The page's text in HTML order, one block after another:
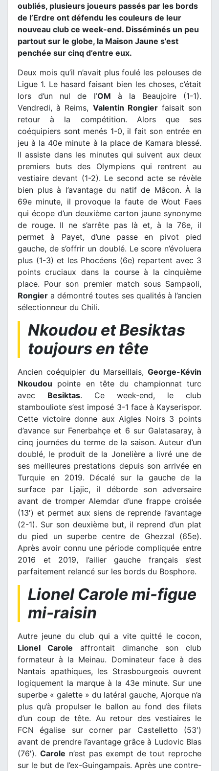
oubliés, plusieurs joueurs passés par les bords
de l’Erdre ont défendu les couleurs de leur
nouveau club ce week-end. Disséminés un peu
partout sur le globe, la Maison Jaune s’est
penchée sur cinq d’entre eux.
Deux mois qu’il n’avait plus foulé les pelouses de
Ligue 1. Le hasard faisant bien les choses, c’était
lors d’un nul de l’OM à la Beaujoire (1-1).
Vendredi, à Reims, Valentin Rongierfaisait son
retour à la compétition. Alors que ses
coéquipiers sont menés 1-0, il fait son entrée en
jeu à la 40e minute à la place de Kamara blessé.
Il assiste dans les minutes qui suivent aux deux
premiers buts des Olympiens qui rentrent au
vestiaire devant (1-2). Le second acte se révèle
bien plus à l’avantage du natif de Mâcon. À la
69e minute, il provoque la faute de Wout Faes
qui écope d’un deuxième carton jaune synonyme
de rouge. Il ne s’arrête pas là et, à la 76e, il
permet à Payet, d’une passe en pivot pied
gauche, de s’offrir un doublé. Le score n’évoluera
plus (1-3) et les Phocéens (6e) repartent avec 3
points cruciaux dans la course à la cinquième
place. Pour son premier match sous Sampaoli,
Rongier a démontré toutes ses qualités à l’ancien
sélectionneur du Chili.
Nkoudou et Besiktas
toujours en tête
Ancien coéquipier du Marseillais, George-Kévin
Nkoudou pointe en tête du championnat turc
avec Besiktas. Ce week-end, le club
stambouliote s’est imposé 3-1 face à Kayserispor.
Cette victoire donne aux Aigles Noirs 3 points
d’avance sur Fenerbahçe et 6 sur Galatasaray, à
cinq journées du terme de la saison. Auteur d’un
doublé, le produit de la Jonelière a livré une de
ses meilleures prestations depuis son arrivée en
Turquie en 2019. Décalé sur la gauche de la
surface par Ljajic, il déborde son adversaire
avant de tromper Alemdar d’une frappe croisée
(13′) et permet aux siens de reprende l’avantage
(2-1). Sur son deuxième but, il reprend d’un plat
du pied un superbe centre de Ghezzal (65e).
Après avoir connu une période compliquée entre
2016 et 2019, l’ailier gauche français s’est
parfaitement relancé sur les bords du Bosphore.
Lionel Carole mi-figue
mi-raisin
Autre jeune du club qui a vite quitté le cocon,
Lionel Carole affrontait dimanche son club
formateur à la Meinau. Dominateur face à des
Nantais apathiques, les Strasbourgeois ouvrent
logiquement la marque à la 43e minute. Sur une
superbe « galette » du latéral gauche, Ajorque n’a
plus qu’à propulser le ballon au fond des filets
d’un coup de tête. Au retour des vestiaires le
FCN égalise sur corner par Castelletto (53′)
avant de prendre l’avantage grâce à Ludovic Blas
(76′). Carole n’est pas exempt de tout reproche
sur le but de l’ex-Guingampais. Après une contre-